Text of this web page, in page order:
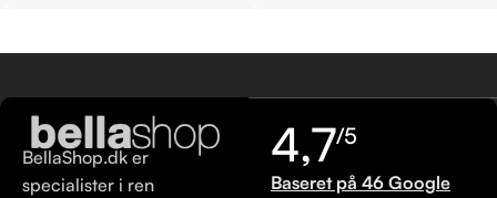
BellaShop.dk er
specialister i ren
4,7/5
Baseret på 46 Google